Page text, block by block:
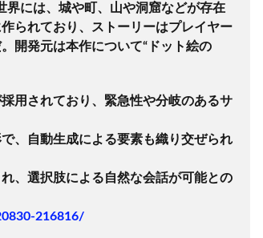
には、城や町、山や洞窟などが存在
られており、ストーリーはプレイヤー
開発元は本作について“ドット絵の
用されており、緊急性や分岐のあるサ
、自動生成による要素も織り交ぜられ
、選択肢による自然な会話が可能との
216816/